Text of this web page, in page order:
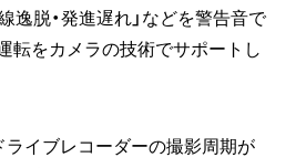
逸脱・発進遅れ」などを警告音で
転をカメラの技術でサポートし
イブレコーダーの撮影周期が